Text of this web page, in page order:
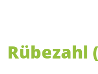
Rübezahl